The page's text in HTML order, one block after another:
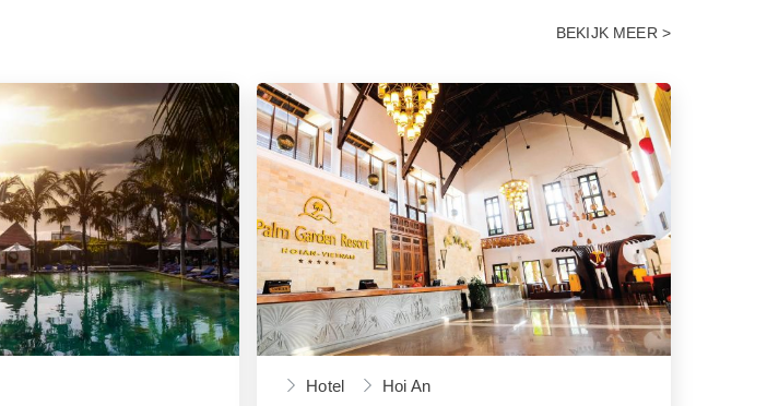
BEKIJK MEER >
Hotel Hoi An